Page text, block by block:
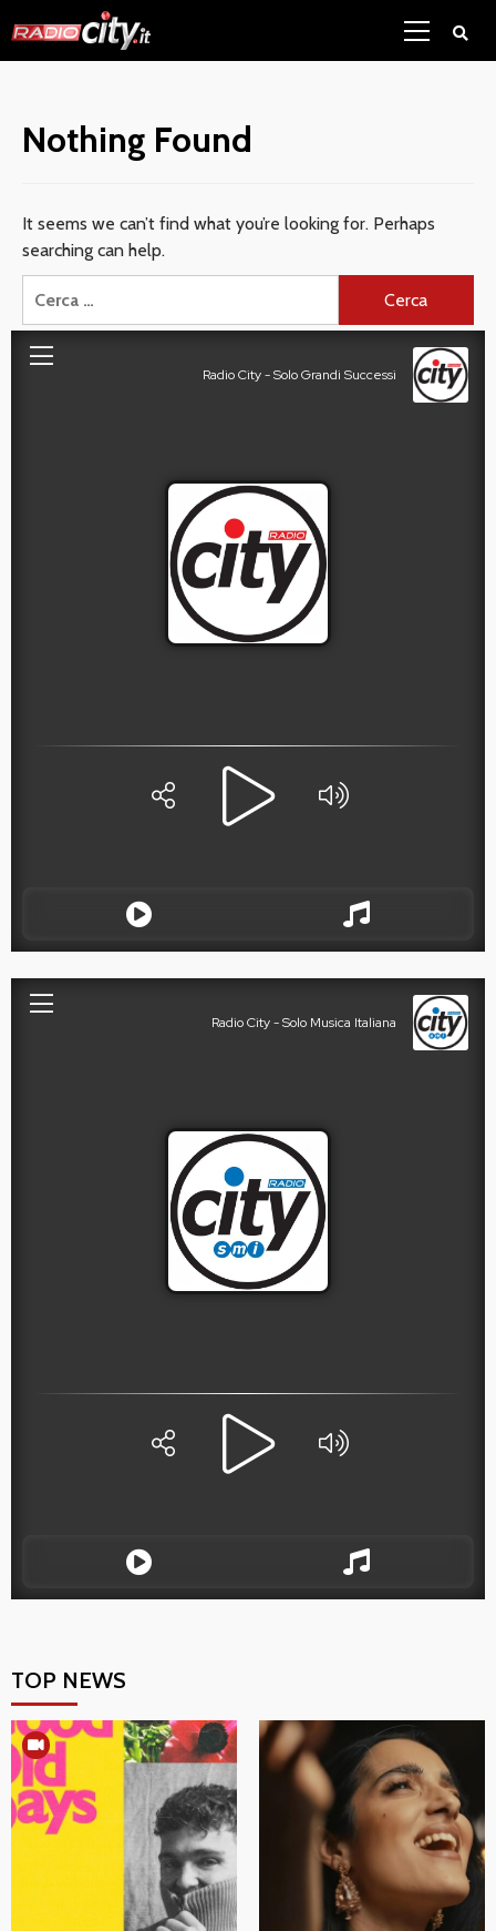
to
content
Nothing Found
It seems we can’t find what you’re looking for. Perhaps
searching can help.
per:
TOP NEWS